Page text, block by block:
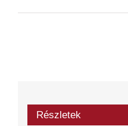
Részletek